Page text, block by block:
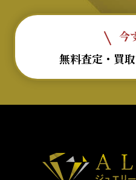
今
無料査定・買